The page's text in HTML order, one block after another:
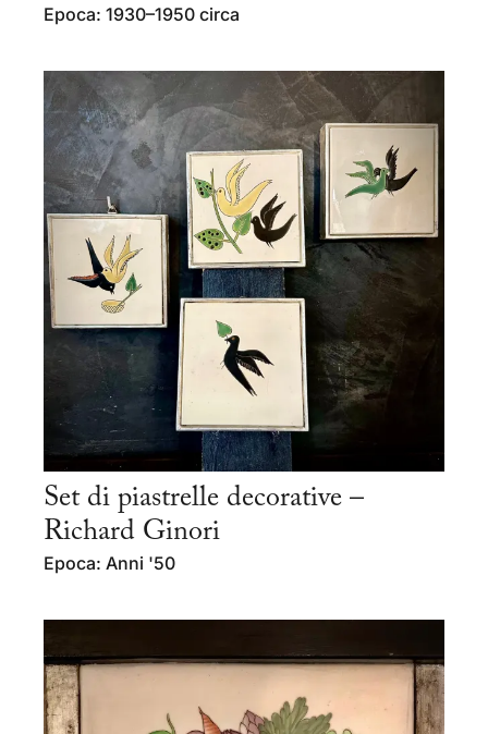
Epoca: 1930–1950 circa
Set di piastrelle decorative –
Richard Ginori
Epoca: Anni '50